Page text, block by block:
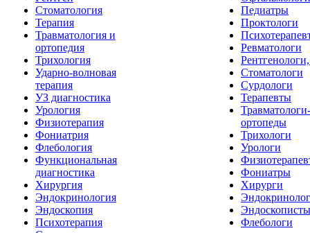
Стоматология
Терапия
Травматология и
ортопедия
Трихология
Ударно-волновая
терапия
УЗ диагностика
Урология
Физиотерапия
Фониатрия
Флебология
Функциональная
диагностика
Хирургия
Эндокринология
Эндоскопия
Психотерапия
Педиатры
Проктологи
Ревматологи
Стоматологи
Сурдологи
Терапевты
Травматологи-
ортопеды
Трихологи
Урологи
Фониатры
Хирурги
Эндоскописты
Флебологи